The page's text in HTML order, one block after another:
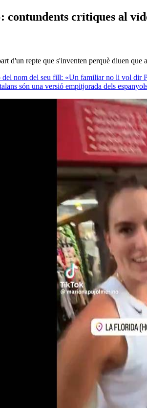
contundents crítiques al
d'un repte que s'inventen perquè diuen
nom del seu fill: «Un familiar no li vol dir
són una versió empitjorada dels